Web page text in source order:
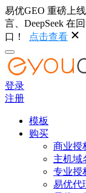
易优GEO 重磅上
言、DeepSeek 在
口！
点击查看
登录
注册
模板
购买
商业授
主机域
专业授
易优代